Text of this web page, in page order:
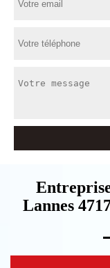
Lannes